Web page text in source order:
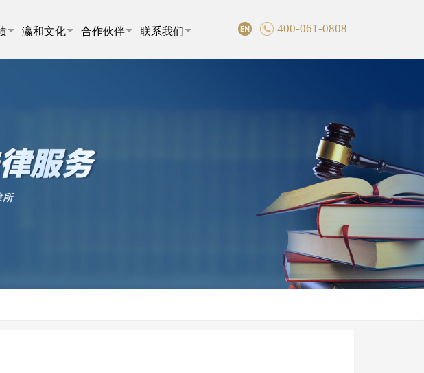
瀛和文化 合作伙伴 联系我们 400-061-0808